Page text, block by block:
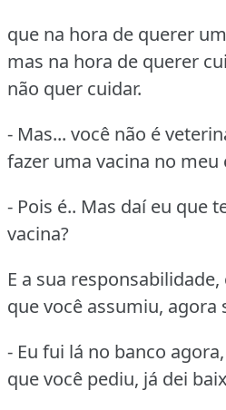
que na hora de querer
mas na hora de querer
não quer cuidar.
- Mas... você não é
fazer uma vacina no meu
- Pois é.. Mas daí eu que
vacina?
E a sua
que você assumiu, agora
- Eu fui lá no banco
que você pediu, já dei